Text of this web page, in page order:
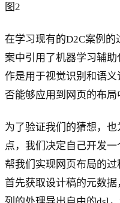
图2
在学习现有的D2C案例
案中引用了机器学习辅
作是用于视觉识别和语
否能够应用到网页的布局
为了验证我们的猜想，
点，我们决定自己开发
帮我们实现网页布局的过
首先获取设计稿的元数